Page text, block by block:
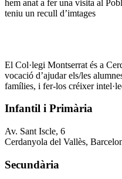
hem anat a fer una visita al
teniu un recull d’imtages
El Col·legi Montserrat és a
vocació d’ajudar els/les
famílies, i fer-los créixer
Infantil i Primària
Av. Sant Iscle, 6
Cerdanyola del Vallès,
Secundària